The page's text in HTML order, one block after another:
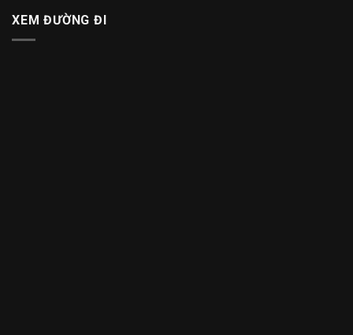
XEM ĐƯỜNG ĐI